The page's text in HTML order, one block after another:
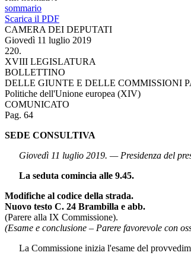
sommario
Scarica il PDF
CAMERA DEI DEPUTATI
Giovedì 11 luglio 2019
220.
XVIII LEGISLATURA
BOLLETTINO
DELLE GIUNTE E DELLE COMMISSIONI
Politiche dell'Unione europea (XIV)
COMUNICATO
Pag. 64
SEDE CONSULTIVA
Giovedì 11 luglio 2019. — Presidenza del
La seduta comincia alle 9.45.
Modifiche al codice della strada.
Nuovo testo C. 24 Brambilla e abb.
(Parere alla IX Commissione).
(Esame e conclusione – Parere favorevole con
La Commissione inizia l'esame del